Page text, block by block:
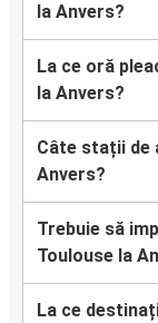
la Anvers?
La ce oră
la Anvers?
Câte stații de
Anvers?
Trebuie să
Toulouse la
La ce